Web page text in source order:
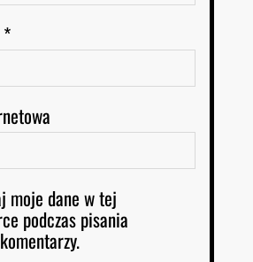
*
moje dane w tej
podczas pisania